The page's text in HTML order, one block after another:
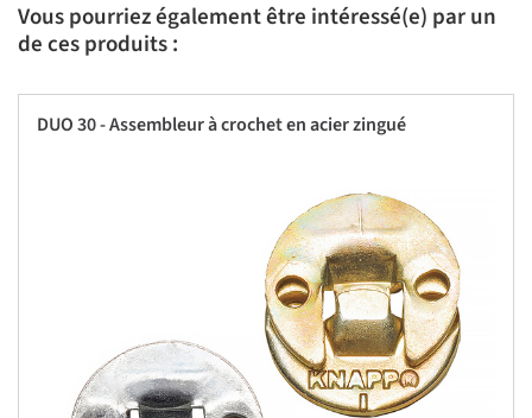
Vous pourriez également être intéressé(e) par un
de ces produits :
DUO 30 - Assembleur à crochet en acier zingué